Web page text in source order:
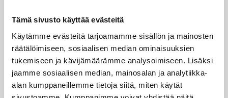
Tämä sivusto käyttää evästeitä
Käytämme evästeitä tarjoamamme sisällön ja mainosten
räätälöimiseen, sosiaalisen median ominaisuuksien
tukemiseen ja kävijämäärämme analysoimiseen. Lisäksi
jaamme sosiaalisen median, mainosalan ja analytiikka-
alan kumppaneillemme tietoja siitä, miten käytät
Katso myös